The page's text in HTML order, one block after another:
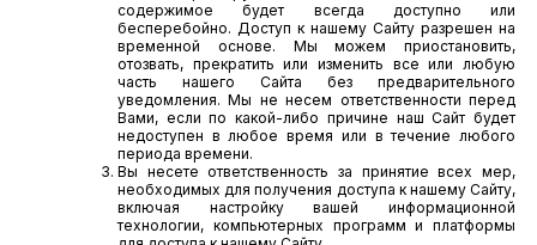
содержимое будет всегда доступно или
бесперебойно. Доступ к нашему Сайту разрешен на
временной основе. Мы можем приостановить,
отозвать, прекратить или изменить все или любую
часть нашего Сайта без предварительного
уведомления. Мы не несем ответственности перед
Вами, если по какой-либо причине наш Сайт будет
недоступен в любое время или в течение любого
периода времени.
Вы несете ответственность за принятие всех мер,
необходимых для получения доступа к нашему Сайту,
включая настройку вашей информационной
технологии, компьютерных программ и платформы